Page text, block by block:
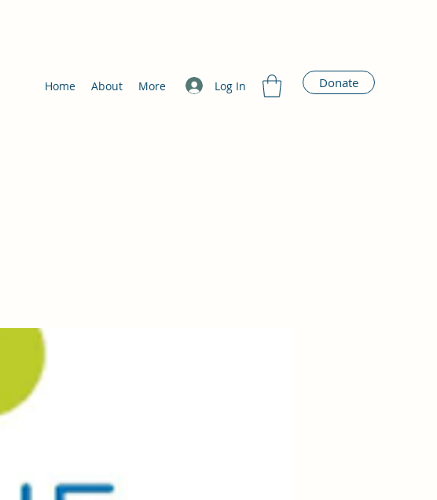
Log In
Home About More Donate